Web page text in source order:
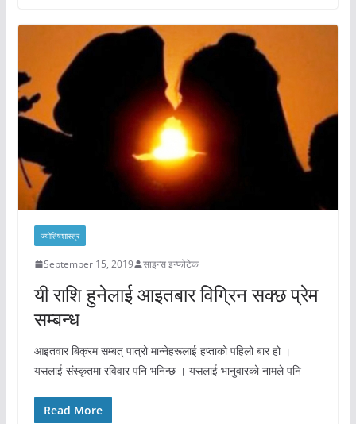
ज्योतिषशास्त्र
September 15, 2019 साइन्स इन्फोटेक
यी राशि हुनेलाई आइतबार विग्रिन सक्छ प्रेम
सम्बन्ध
आइतवार बिक्रम सम्बत् पात्रो मान्नेहरूलाई हप्ताको पहिलो बार हो ।
यसलाई संस्कृतमा रविवार पनि भनिन्छ । यसलाई भानुवारको नामले पनि
Read More